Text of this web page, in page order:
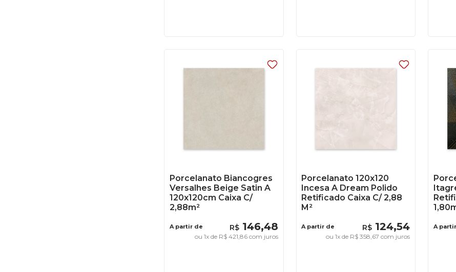
Porcelanato Biancogres
Versalhes Beige Satin A
120x120cm Caixa C/
2,88m²
A partir de R$ 146,48
ou 1x de R$ 421 86com juros
Porcelanato 120x120
Incesa A Dream Polido
Retificado Caixa C/ 2,88
M²
A partir de R$ 124,54
ou1x de R$ 358 67 com juros
A